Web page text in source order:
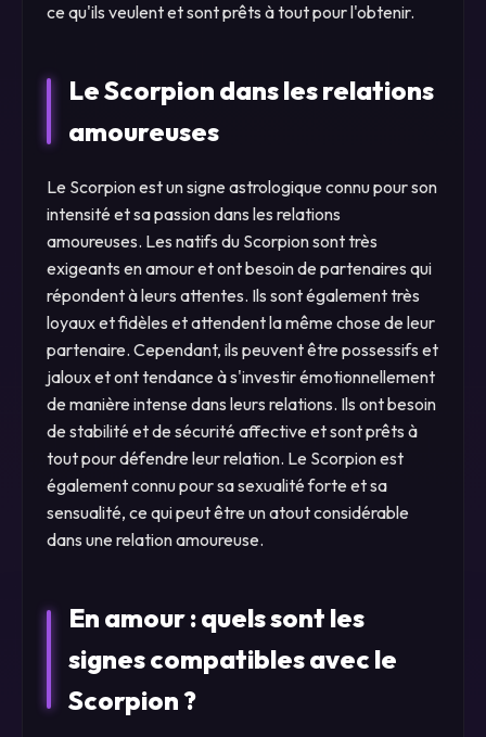
ce qu'ils veulent et sont prêts à tout pour l'obtenir.
Le Scorpion dans les relations
amoureuses
Le Scorpion est un signe astrologique connu pour son
intensité et sa passion dans les relations
amoureuses. Les natifs du Scorpion sont très
exigeants en amour et ont besoin de partenaires qui
répondent à leurs attentes. Ils sont également très
loyaux et fidèles et attendent la même chose de leur
partenaire. Cependant, ils peuvent être possessifs et
jaloux et ont tendance à s'investir émotionnellement
de manière intense dans leurs relations. Ils ont besoin
de stabilité et de sécurité affective et sont prêts à
tout pour défendre leur relation. Le Scorpion est
également connu pour sa sexualité forte et sa
sensualité, ce qui peut être un atout considérable
dans une relation amoureuse.
En amour : quels sont les
signes compatibles avec le
Scorpion ?